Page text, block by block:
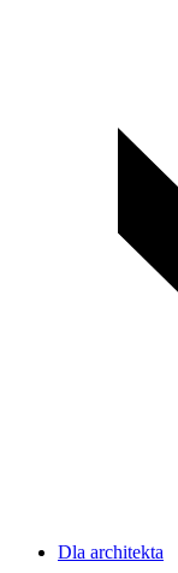
Dla architekta